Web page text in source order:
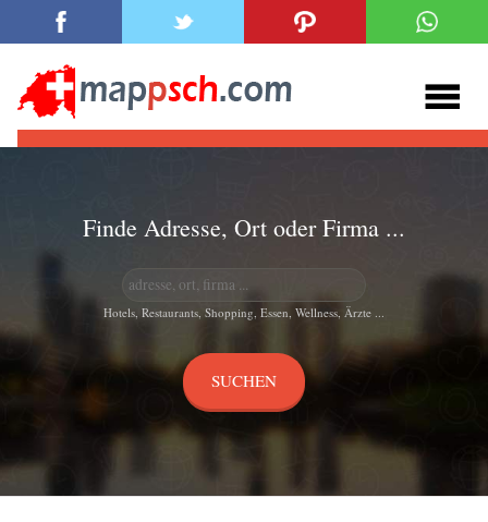
Finde Adresse, Ort oder Firma ...
Hotels, Restaurants, Shopping, Essen, Wellness, Ärzte ...